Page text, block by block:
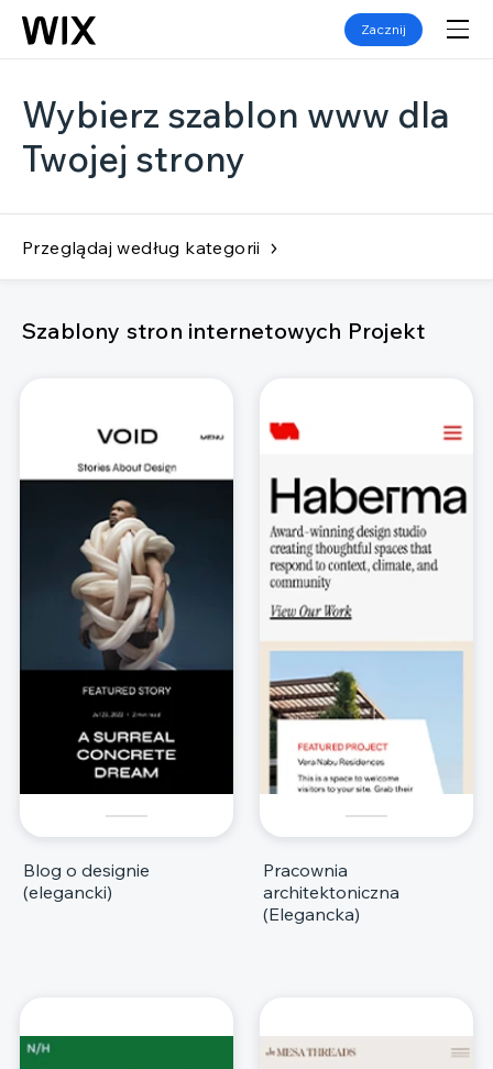
Zacznij
Wybierz szablon www dla
Twojej strony
Przeglądaj według kategorii
Szablony stron internetowych Projekt
Blog o designie
(elegancki)
Pracownia
architektoniczna
(Elegancka)